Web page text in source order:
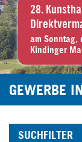
28.
am Sonntag,
Kindinger
GEWERBE
SUCHFILTER